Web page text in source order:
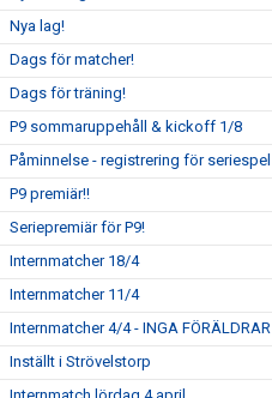
Nya lag!
Dags för matcher!
Dags för träning!
P9 sommaruppehåll & kickoff 1/8
Påminnelse - registrering för seriespel
P9 premiär!!
Seriepremiär för P9!
Internmatcher 18/4
Internmatcher 11/4
Internmatcher 4/4 - INGA FÖRÄLDRAR
Inställt i Strövelstorp